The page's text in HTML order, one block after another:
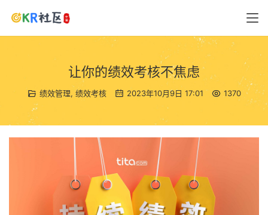
让你的绩效考核不焦虑
绩效管理, 绩效考核 2023年10月9日 17:01 1370